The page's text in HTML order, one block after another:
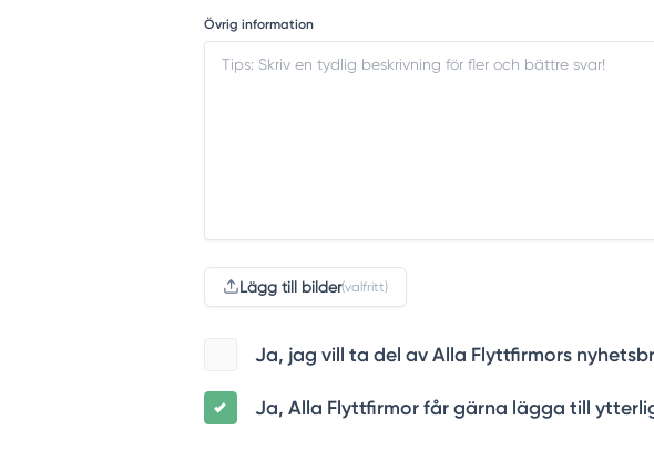
Övrig information
Lägg till bilder(valfritt)
Ja, jag vill ta del av Alla Flyttfirmors
Ja, Alla Flyttfirmor får gärna lägga till